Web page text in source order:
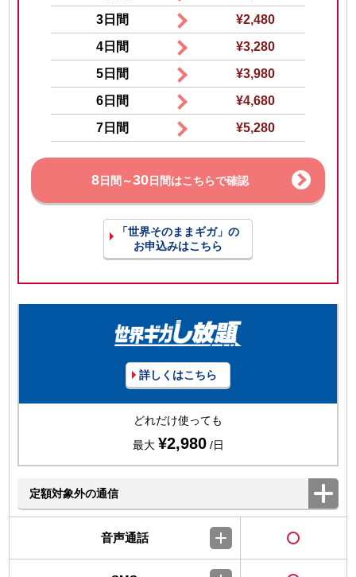
3日間
¥2,480
4日間
¥3,280
5日間
¥3,980
6日間
¥4,680
7日間
¥5,280
8日間～30日間はこちらで確認
「世界そのままギガ」の
お申込みはこちら
詳しくはこちら
どれだけ使っても
最大 ¥2,980/日
定額対象外の通信
音声通話